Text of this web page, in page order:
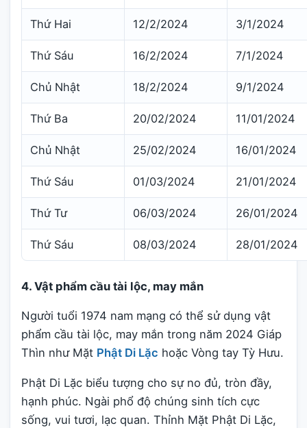
Thứ Hai 12/2/2024 3/1/2024
Thứ Sáu 16/2/2024 7/1/2024
Chủ Nhật 18/2/2024 9/1/2024
Thứ Ba 20/02/2024 11/01/2024
Chủ Nhật 25/02/2024 16/01/2024
Thứ Sáu 01/03/2024 21/01/2024
Thứ Tư 06/03/2024 26/01/2024
Thứ Sáu 08/03/2024 28/01/2024
4. Vật phẩm cầu tài lộc, may mắn
Người tuổi 1974 nam mạng có thể sử dụng vật
phẩm cầu tài lộc, may mắn trong năm 2024 Giáp
Thìn như Mặt Phật Di Lặc hoặc Vòng tay Tỳ Hưu.
Phật Di Lặc biểu tượng cho sự no đủ, tròn đầy,
hạnh phúc. Ngài phổ độ chúng sinh tích cực
sống, vui tươi, lạc quan. Thỉnh Mặt Phật Di Lặc,